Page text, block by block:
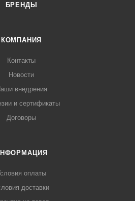
БРЕНДЫ
КОМПАНИЯ
Контакты
Новости
внедрения
и сертификаты
Договоры
оплаты
доставки